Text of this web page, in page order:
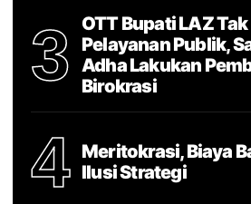
3
OTT Bupati LAZ
Pelayanan Publik,
Adha Lakukan
Birokrasi
4
Meritokrasi, Biaya
Ilusi Strategi